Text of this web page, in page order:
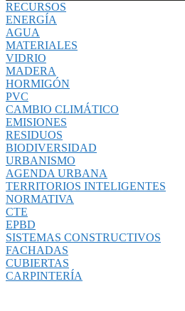
RECURSOS
ENERGÍA
AGUA
MATERIALES
VIDRIO
MADERA
HORMIGÓN
PVC
CAMBIO CLIMÁTICO
EMISIONES
RESIDUOS
BIODIVERSIDAD
URBANISMO
AGENDA URBANA
TERRITORIOS INTELIGENTES
NORMATIVA
CTE
EPBD
SISTEMAS CONSTRUCTIVOS
FACHADAS
CUBIERTAS
CARPINTERÍA